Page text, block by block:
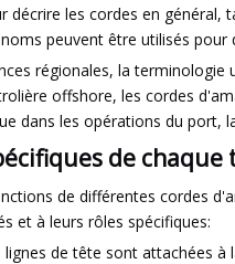
décrire les cordes en général,
peuvent être utilisés
régionales, la
offshore, les cordes
dans les opérations du port,
de
de différentes cordes
et à leurs rôles spécifiques:
lignes de tête sont attachées